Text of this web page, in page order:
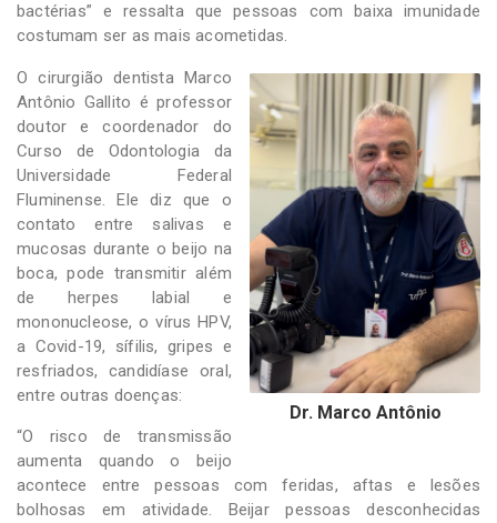
bactérias” e ressalta que pessoas com baixa imunidade
costumam ser as mais acometidas.
Dr. Marco Antônio
O cirurgião dentista Marco
Antônio Gallito é professor
doutor e coordenador do
Curso de Odontologia da
Universidade Federal
Fluminense. Ele diz que o
contato entre salivas e
mucosas durante o beijo na
boca, pode transmitir além
de herpes labial e
mononucleose, o vírus HPV,
a Covid-19, sífilis, gripes e
resfriados, candidíase oral,
entre outras doenças:
“O risco de transmissão
aumenta quando o beijo
acontece entre pessoas com feridas, aftas e lesões
bolhosas em atividade. Beijar pessoas desconhecidas